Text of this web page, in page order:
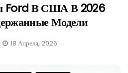
В США В 2026
Модели
18 Апреля, 2026